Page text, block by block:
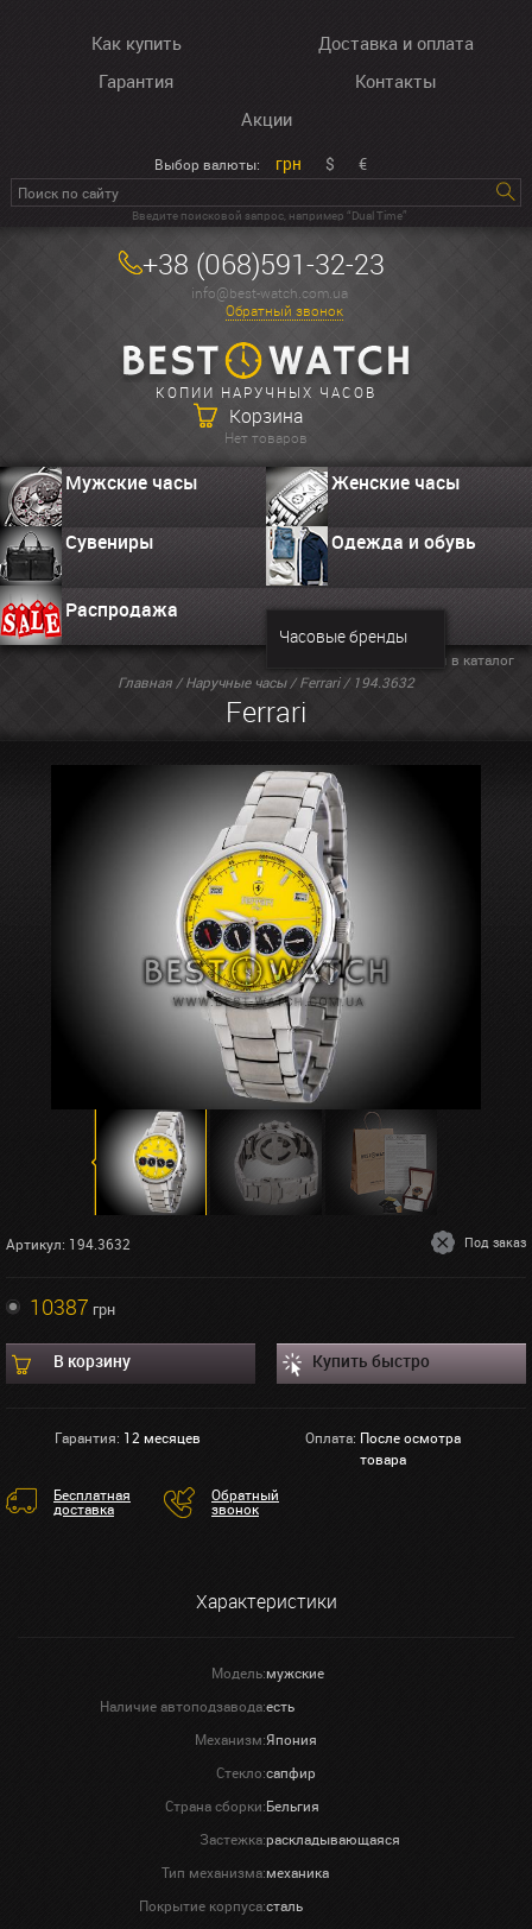
Как купить
Доставка и оплата
Гарантия
Контакты
Акции
Выбор валюты: грн $ €
Введите поисковой запрос, например “Dual Time”
+38 (068)591-32-23
info@best-watch.com.ua
Обратный звонок
КОПИИ НАРУЧНЫХ ЧАСОВ
Корзина
Нет товаров
Мужские часы Женские часы
Сувениры Одежда и обувь
Распродажа
Часовые бренды
Главная /Наручные часы/Ferrari/ 194.3632
Ferrari
Вернуться в каталог
Артикул: 194.3632 Под заказ
10387 грн
В корзину Купить быстро
Гарантия: 12 месяцев Оплата: После осмотра
товара
Бесплатная
доставка
Обратный
звонок
Характеристики
Модель:мужские
Наличие автоподзавода:есть
Механизм:Япония
Стекло:сапфир
Страна сборки:Бельгия
Застежка:раскладывающаяся
Тип механизма:механика
Покрытие корпуса:сталь